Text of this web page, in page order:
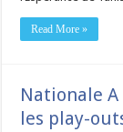
Read More »
Nationale A
les play-